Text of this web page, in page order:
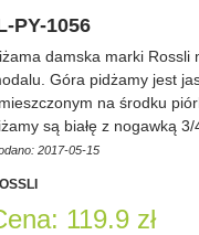
PY-1056
damska marki Rossli
Góra pidżamy jest
na środku
są białę z nogawką
2017-05-15
119.9 zł